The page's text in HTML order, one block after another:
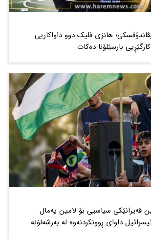
هانزی فلیک دوو داواکاریی
بارسێلۆنا دەکات
قەیرانێکی سیاسیی بۆ لامین یەمال
داوای ڕوونکردنەوە لە بەرشەلۆنە